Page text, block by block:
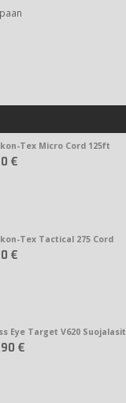
Tex Micro Cord 125ft
€
Tex Tactical 275 Cord
€
Eye Target V620 Suojalasit
€